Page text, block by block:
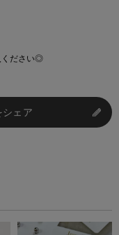
ください◎
シェア